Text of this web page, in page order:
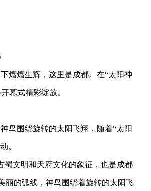
熠熠生辉，这里是成都。在“太阳神
幕式精彩绽放。
鸟围绕旋转的太阳飞翔，随着“太阳
。
蜀文明和天府文化的象征，也是成都
丽的弧线，神鸟围绕着旋转的太阳飞